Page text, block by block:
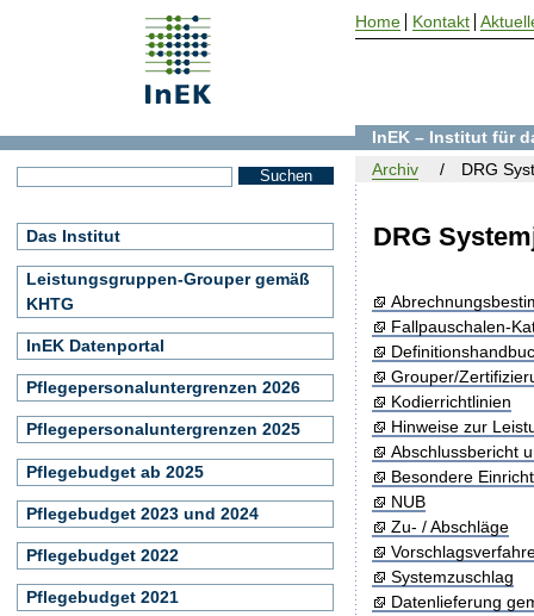
DRG
Fallpauschalen-
Grouper/
Kodierrichtlinien
Hinweise zur
Abschlussbericht
Besondere
NUB
Zu- / Abschläge
Systemzuschlag
Datenlieferung
InEK – Institut für
Archiv
DRG
Das Institut
Leistungsgruppen-Grouper gemäß
KHTG
InEK Datenportal
Pflegepersonaluntergrenzen 2026
Pflegepersonaluntergrenzen 2025
Pflegebudget ab 2025
Pflegebudget 2023 und 2024
Pflegebudget 2022
Pflegebudget 2021
Home Kontakt